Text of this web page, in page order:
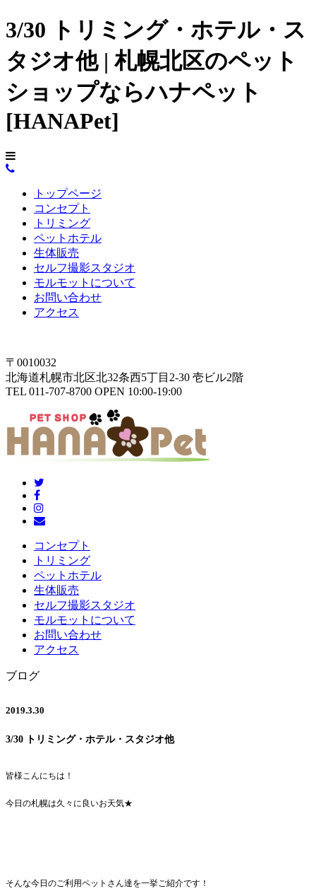
3/30 トリミング・ホテル・ス
タジオ他 | 札幌北区のペット
ショップならハナペット
[HANAPet]
トップページ
コンセプト
トリミング
ペットホテル
生体販売
セルフ撮影スタジオ
モルモットについて
お問い合わせ
アクセス
〒0010032
北海道札幌市北区北32条西5丁目2-30 壱ビル2階
TEL 011-707-8700 OPEN 10:00-19:00
コンセプト
トリミング
ペットホテル
生体販売
セルフ撮影スタジオ
モルモットについて
お問い合わせ
アクセス
ブログ
2019.3.30
3/30 トリミング・ホテル・スタジオ他
皆様こんにちは！
今日の札幌は久々に良いお天気★
そんな今日のご利用ペットさん達を一挙ご紹介です！